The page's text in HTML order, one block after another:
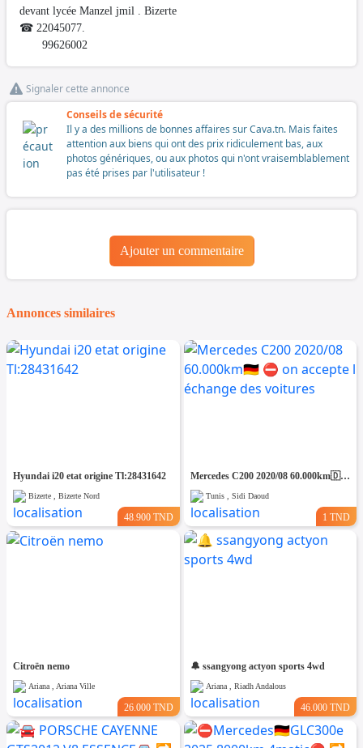
devant lycée Manzel jmil . Bizerte
☎ 22045077.
99626002
Signaler cette annonce
Conseils de sécurité
Il y a des millions de bonnes affaires sur Cava.tn. Mais faites
attention aux biens qui ont des prix ridiculement bas, aux
photos génériques, ou aux photos qui n'ont vraisemblablement
pas été prises par l'utilisateur !
Ajouter un commentaire
Annonces similaires
Hyundai i20 etat origine Tl:28431642
Bizerte , Bizerte Nord
48.900 TND
Mercedes C200 2020/08 60.000km🇩🇪 ⛔️ on accepte l échange des voitures
Tunis , Sidi Daoud
1 TND
Citroën nemo
Ariana , Ariana Ville
26.000 TND
🔔 ssangyong actyon sports 4wd
Ariana , Riadh Andalous
46.000 TND